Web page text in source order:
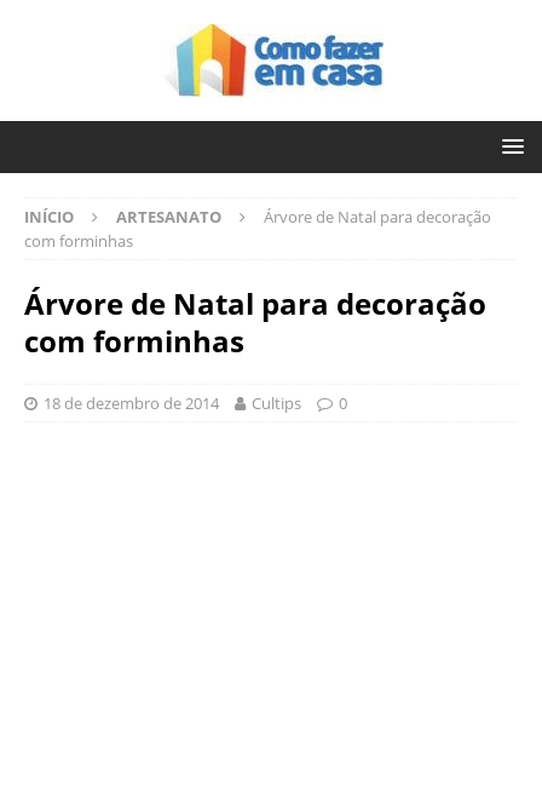
INÍCIO ARTESANATO
Árvore de Natal para decoração
com forminhas
Árvore de Natal para decoração
com forminhas
18 de dezembro de 2014 Cultips 0